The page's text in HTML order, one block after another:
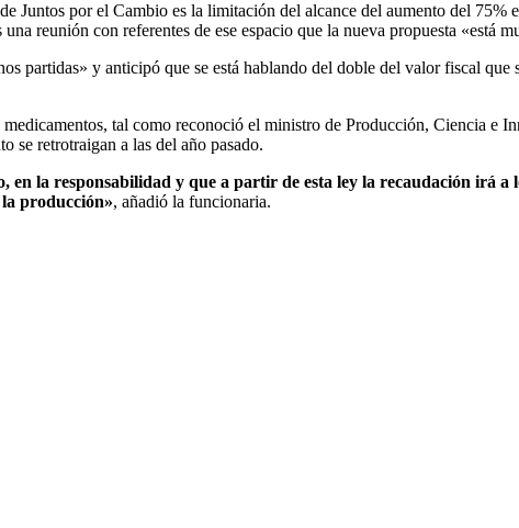
Juntos por el Cambio es la limitación del alcance del aumento del
reunión con referentes de ese espacio que la nueva propuesta «está
partidas» y anticipó que se está hablando del doble del valor fiscal
tal como reconoció el ministro de Producción, Ciencia e
se retrotraigan a las del año pasado.
la responsabilidad y que a partir de esta ley la recaudación irá a
producción», añadió la funcionaria.